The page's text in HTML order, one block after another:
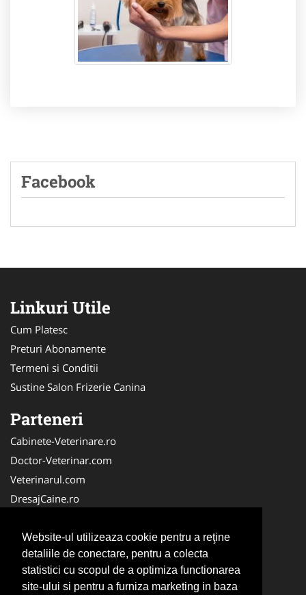
Website-ul utilizeaza cookie pentru a reţine
detaliile de conectare, pentru a colecta
statistici cu scopul de a optimiza functionarea
site-ului si pentru a furniza marketing in baza
Facebook
Linkuri Utile
Cum Platesc
Preturi Abonamente
Termeni si Conditii
Sustine Salon Frizerie Canina
Parteneri
Cabinete-Veterinare.ro
Doctor-Veterinar.com
Veterinarul.com
DresajCaine.ro
NonStopDeschis.ro
Dresaj-Caine.ro
Clinica-Privata.ro